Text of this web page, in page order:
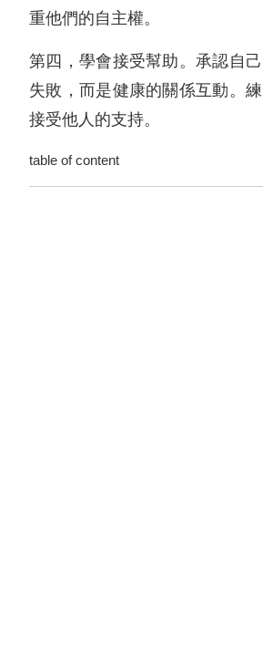
重他們的自主權。
第四，學會接受幫助。承認自
失敗，而是健康的關係互動。
接受他人的支持。
table of content